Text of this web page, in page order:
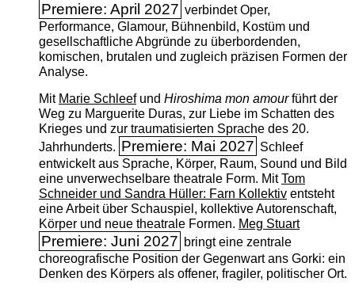
Premiere: April 2027 verbindet Oper,
Performance, Glamour, Bühnenbild, Kostüm und
gesellschaftliche Abgründe zu überbordenden,
komischen, brutalen und zugleich präzisen Formen der
Analyse.
Mit Marie Schleefund Hiroshima mon amourführt der
Weg zu Marguerite Duras, zur Liebe im Schatten des
Krieges und zur traumatisierten Sprache des 20.
Jahrhunderts. Premiere: Mai 2027 Schleef
entwickelt aus Sprache, Körper, Raum, Sound und Bild
eine unverwechselbare theatrale Form. MitTom
Schneider und Sandra Hüller: Farn Kollektiventsteht
eine Arbeit über Schauspiel, kollektive Autorenschaft,
Körper und neue theatrale Formen. Meg Stuart
Premiere: Juni 2027 bringt eine zentrale
choreografische Position der Gegenwart ans Gorki: ein
Denken des Körpers als offener, fragiler, politischer Ort.